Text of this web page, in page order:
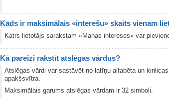
Kāds ir maksimālais «interešu» skaits vienam
Katrs lietotājs sarakstam «Manas intereses» var
Kā pareizi rakstīt atslēgas vārdus?
Atslēgas vārdi var sastāvēt no latīņu alfabēta un
apakšsvītra.
Maksimālais garums atslēgas vārdam ir 32 simboli.